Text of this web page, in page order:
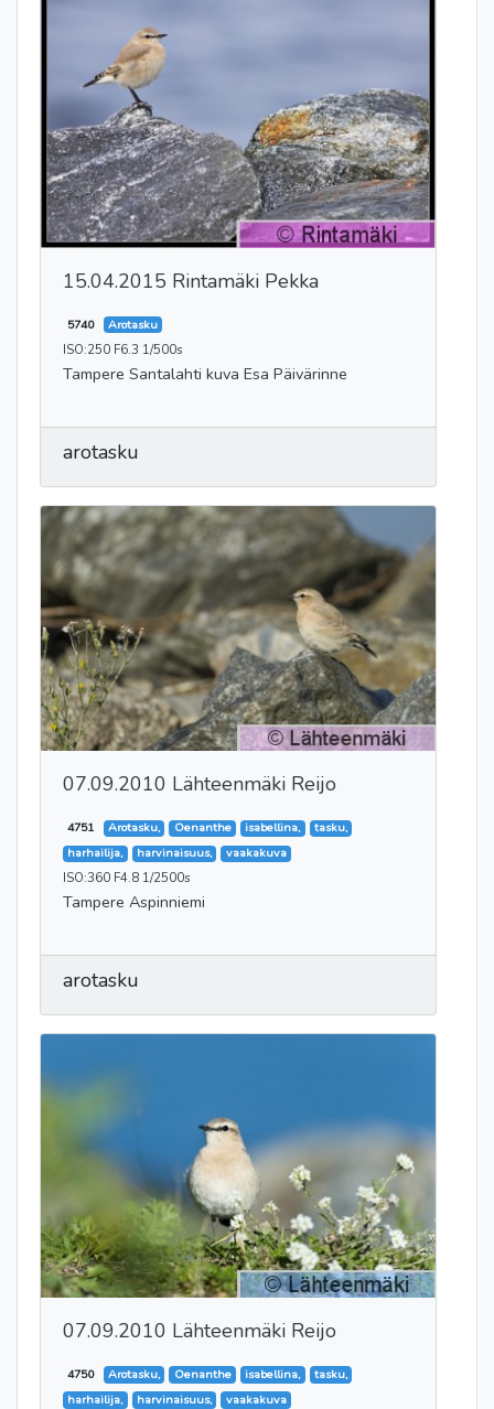
15.04.2015 Rintamäki Pekka
5740 Arotasku
ISO:250 F6.3 1/500s
Tampere Santalahti kuva Esa Päivärinne
arotasku
07.09.2010 Lähteenmäki Reijo
4751 Arotasku, Oenanthe isabellina,
tasku,
harhailija,
harvinaisuus, vaakakuva
ISO:360 F4.8 1/2500s
Tampere Aspinniemi
arotasku
07.09.2010 Lähteenmäki Reijo
4750 Arotasku, Oenanthe isabellina,
tasku,
harhailija,
harvinaisuus, vaakakuva